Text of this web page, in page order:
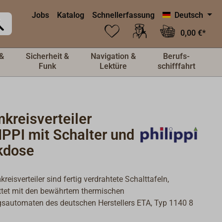
Jobs Katalog Schnellerfassung
Deutsch
0,00 €*
Sicherheit &
Funk
Navigation &
Lektüre
Berufs-
schifffahrt
mit Schalter und
sind fertig verdrahtete Schalttafeln,
mit den bewährtem thermischen
des deutschen Herstellers ETA, Typ 1140 8